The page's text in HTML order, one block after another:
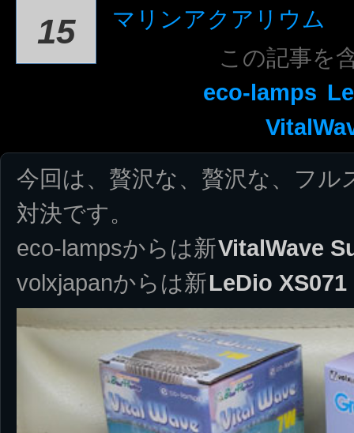
15
マリンアクアリウム
この記事を
eco-lamps
今回は、贅沢な、贅沢な、フ
対決です。
eco-lampsからは新VitalWave
volxjapanからは新LeDio XS071